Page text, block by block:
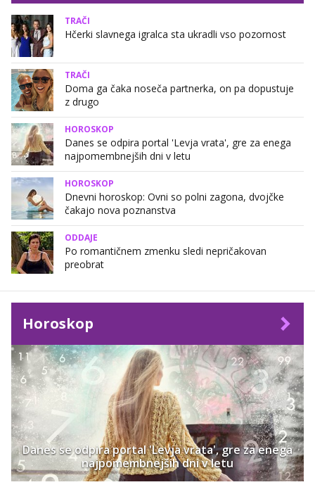
TRAČI
Hčerki slavnega igralca sta ukradli vso pozornost
TRAČI
Doma ga čaka noseča partnerka, on pa dopustuje
z drugo
HOROSKOP
Danes se odpira portal 'Levja vrata', gre za enega
najpomembnejših dni v letu
HOROSKOP
Dnevni horoskop: Ovni so polni zagona, dvojčke
čakajo nova poznanstva
ODDAJE
Po romantičnem zmenku sledi nepričakovan
preobrat
Horoskop
Danes se odpira portal 'Levja vrata', gre za enega
najpomembnejših dni v letu